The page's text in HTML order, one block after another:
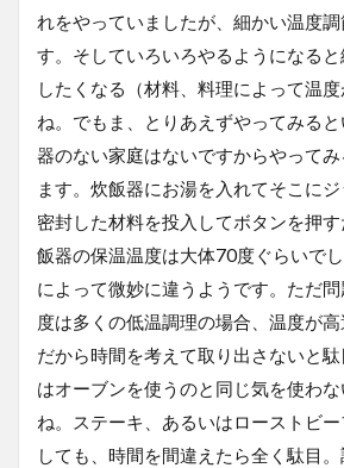
れをやっていましたが、細かい温度
す。そしていろいろやるようになる
したくなる（材料、料理によって温
ね。でもま、とりあえずやってみる
器のない家庭はないですからやって
ます。炊飯器にお湯を入れてそこに
密封した材料を投入してボタンを押
飯器の保温温度は大体70度ぐらいで
によって微妙に違うようです。ただ
度は多くの低温調理の場合、温度が高
だから時間を考えて取り出さないと
はオーブンを使うのと同じ気を使わ
ね。ステーキ、あるいはローストビ
しても、時間を間違えたら全く駄目